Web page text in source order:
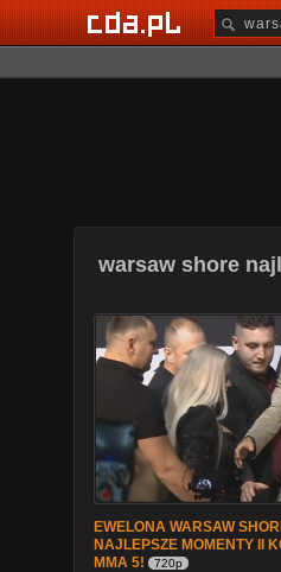
warsaw shore
EWELONA WARSAW
NAJLEPSZE MOMENTY II
MMA 5!
720p